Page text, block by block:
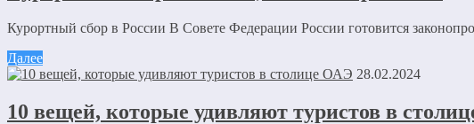
Курортный сбор в России В Совете Федерации России готовится
Далее
28.02.2024
10 вещей, которые удивляют туристов в